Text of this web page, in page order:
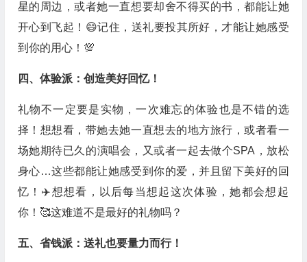
星的周边，或者她一直想要却舍不得买的书，都能让她
开心到飞起！😄记住，送礼要投其所好，才能让她感受
到你的用心！💯
四、体验派：创造美好回忆！
礼物不一定要是实物，一次难忘的体验也是不错的选
择！想想看，带她去她一直想去的地方旅行，或者看一
场她期待已久的演唱会，又或者一起去做个SPA，放松
身心…这些都能让她感受到你的爱，并且留下美好的回
忆！✈️想想看，以后每当想起这次体验，她都会想起
你！🥰这难道不是最好的礼物吗？
五、省钱派：送礼也要量力而行！